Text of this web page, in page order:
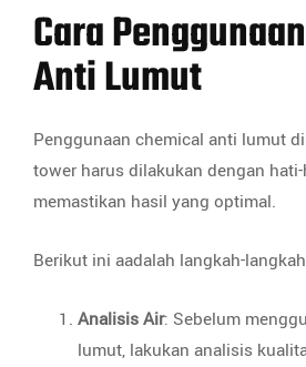
Cara
Anti Lumut
Penggunaan chemical anti lumut di
tower harus dilakukan dengan
memastikan hasil yang optimal.
Berikut ini aadalah langkah-
Analisis Air: Sebelum
lumut, lakukan analisis